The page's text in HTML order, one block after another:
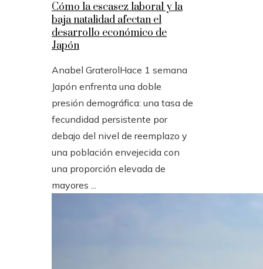
Cómo la escasez laboral y la
baja natalidad afectan el
desarrollo económico de
Japón
Anabel GraterolHace 1 semana
Japón enfrenta una doble
presión demográfica: una tasa de
fecundidad persistente por
debajo del nivel de reemplazo y
una población envejecida con
una proporción elevada de
mayores ...